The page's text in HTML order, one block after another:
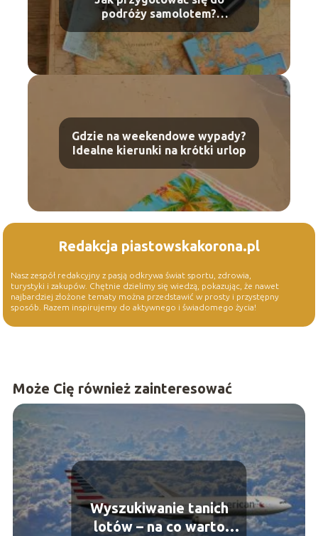
podróży samolotem?
Praktyczne porady dla
debiutantów
Gdzie na weekendowe wypady?
Idealne kierunki na krótki urlop
Redakcja piastowskakorona.pl
Nasz zespół redakcyjny z pasją odkrywa świat sportu, zdrowia,
turystyki i zakupów. Chętnie dzielimy się wiedzą, pokazując, że nawet
najbardziej złożone tematy można przedstawić w prosty i przystępny
sposób. Razem inspirujemy do aktywnego i świadomego życia!
Może Cię również zainteresować
Wyszukiwanie tanich
lotów – na co warto